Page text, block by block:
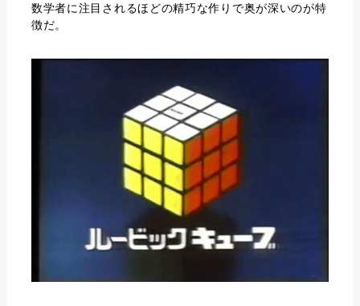
数学者に注目されるほどの精巧な作りで奥が深いのが特
徴だ。